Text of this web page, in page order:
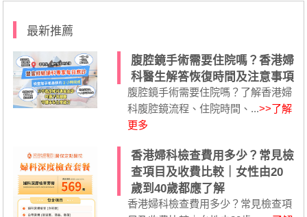
最新推薦
腹腔鏡手術需要住院嗎？香港婦
科醫生解答恢復時間及注意事項
腹腔鏡手術需要住院嗎？了解香港婦
科腹腔鏡流程、住院時間、...>>了解
更多
香港婦科檢查費用多少？常見檢
查項目及收費比較｜女性由20
歲到40歲都應了解
香港婦科檢查費用多少？常見檢查項